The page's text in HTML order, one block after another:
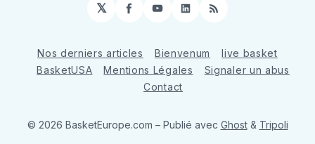
𝕏 Facebook
YouTube
LinkedIn
RSS
Nos derniers articles Bienvenum
live basket
BasketUSA
Mentions Légales
Signaler un abus
Contact
© 2026 BasketEurope.com – Publié avec Ghost& Tripoli